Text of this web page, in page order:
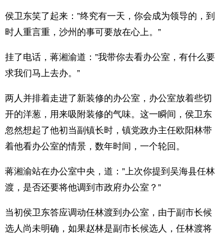
侯卫东笑了起来：”终究有一天，你会成为领导的，到
时人重言重，沙州的事可要放在心上。”
挂了电话，蒋湘渝道：”我带你去看办公室，有什么要
求我们马上去办。”
两人并排着走进了新装修的办公室，办公室放着些切
开的洋葱，用来吸附装修的气味。这一瞬间，侯卫东
忽然想起了他初当副镇长时，镇党政办主任欧阳林带
着他看办公室的情景，数年时间，一个轮回。
蒋湘渝站在办公室中央，道：”上次你提到吴海县任林
渡，是否还要将他调到市政府办公室？”
当初侯卫东答应调动任林渡到办公室，由于副市长候
选人尚未明确，如果赵林是副市长候选人，任林渡将